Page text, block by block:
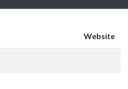
Website